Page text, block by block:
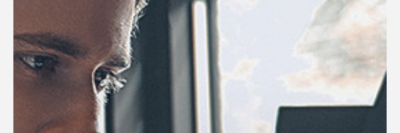
ของ
คุณ
เพลง